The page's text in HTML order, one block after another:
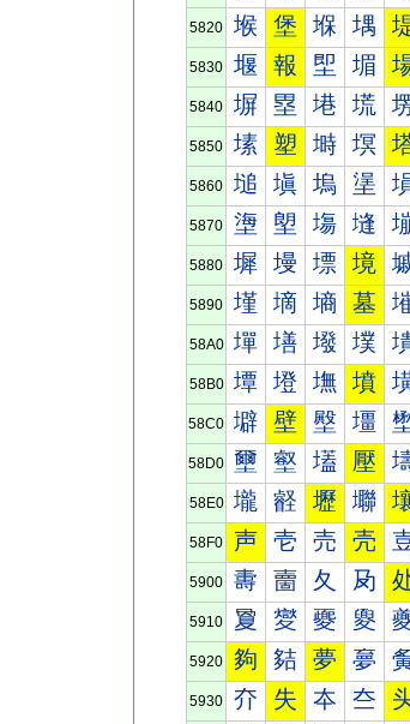
5820 堠 堡 堢 堣
5830 堰 報 堲 堳
5840 塀 塁 塂 塃
5850 塐 塑 塒 塓
5860 塠 塡 塢 塣
5870 塰 塱 塲 塳
5880 墀 墁 墂 境
5890 墐 墑 墒 墓
58A0 墠 墡 墢 墣
58B0 墰 墱 墲 墳
58C0 壀 壁 壂 壃
58D0 壐 壑 壒 壓
58E0 壠 壡 壢 壣
58F0 声 壱 売 壳
5900 夀 夁 夂 夃
5910 夐 夑 夒 夓
5920 夠 夡 夢 夣
5930 夰 失 夲 夳